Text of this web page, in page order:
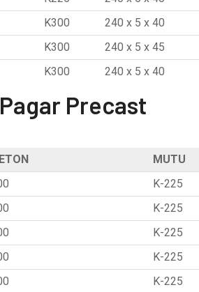
K300 240 x 5 x 40
K300 240 x 5 x 45
K300 240 x 5 x 40
Precast
MUTU
K-225
K-225
K-225
K-225
K-225